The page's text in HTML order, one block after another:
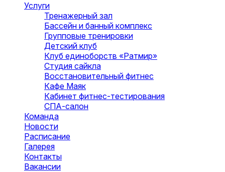
Услуги
Тренажерный зал
Бассейн и банный комплекс
Групповые тренировки
Детский клуб
Клуб единоборств «Ратмир»
Студия сайкла
Восстановительный фитнес
Кафе Маяк
Кабинет фитнес-тестирования
СПА-салон
Команда
Новости
Расписание
Галерея
Контакты
Вакансии